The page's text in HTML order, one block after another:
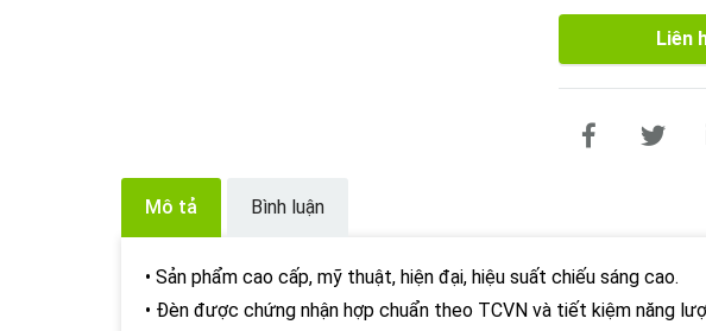
Liên
Mô tả Bình luận
• Sản phẩm cao cấp, mỹ thuật, hiện đại, hiệu suất chiếu sáng cao.
• Đèn được chứng nhận hợp chuẩn theo TCVN và tiết kiệm năng